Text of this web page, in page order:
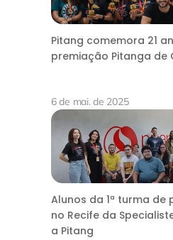
Pitang comemora 21
premiação Pitanga de
6 de mai. de 2025
Alunos da 1ª turma de
no Recife da
a Pitang